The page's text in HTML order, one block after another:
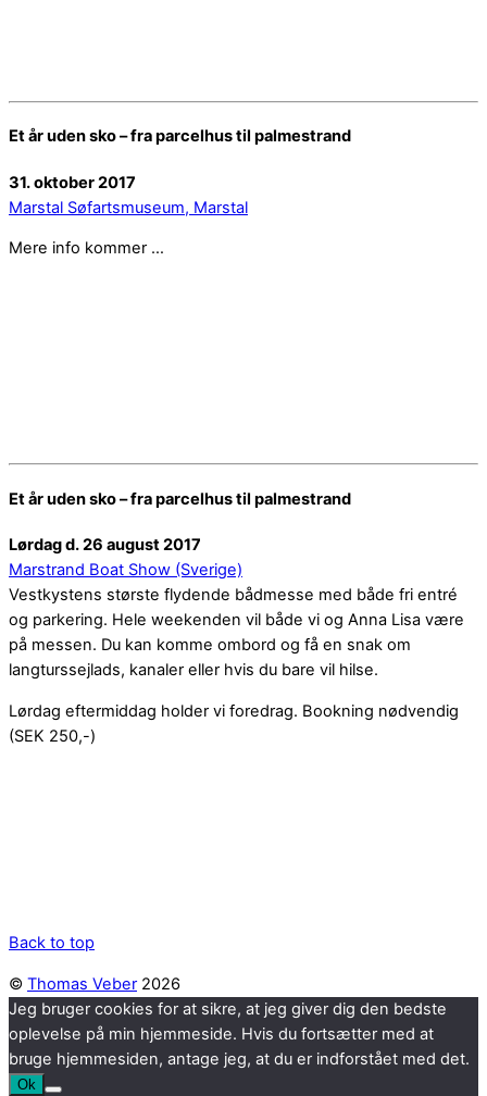
Et år uden sko – fra parcelhus til palmestrand
31. oktober 2017
Marstal Søfartsmuseum, Marstal
Mere info kommer …
Et år uden sko – fra parcelhus til palmestrand
Lørdag d. 26 august 2017
Marstrand Boat Show (Sverige)
Vestkystens største flydende bådmesse med både fri entré
og parkering. Hele weekenden vil både vi og Anna Lisa være
på messen. Du kan komme ombord og få en snak om
langturssejlads, kanaler eller hvis du bare vil hilse.
Lørdag eftermiddag holder vi foredrag. Bookning nødvendig
(SEK 250,-)
Back to top
© Thomas Veber 2026
Jeg bruger cookies for at sikre, at jeg giver dig den bedste
oplevelse på min hjemmeside. Hvis du fortsætter med at
bruge hjemmesiden, antage jeg, at du er indforstået med det.
Ok